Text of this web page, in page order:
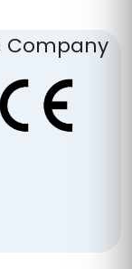
Company